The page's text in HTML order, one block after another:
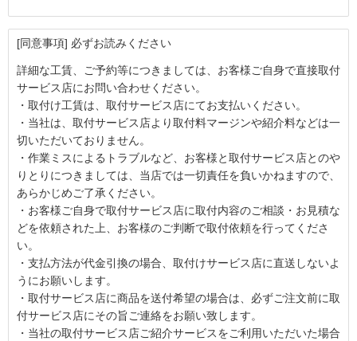
[同意事項] 必ずお読みください
詳細な工賃、ご予約等につきましては、お客様ご自身で直接取付
サービス店にお問い合わせください。
・取付け工賃は、取付サービス店にてお支払いください。
・当社は、取付サービス店より取付料マージンや紹介料などは一
切いただいておりません。
・作業ミスによるトラブルなど、お客様と取付サービス店とのや
りとりにつきましては、当店では一切責任を負いかねますので、
あらかじめご了承ください。
・お客様ご自身で取付サービス店に取付内容のご相談・お見積な
どを依頼された上、お客様のご判断で取付依頼を行ってくださ
い。
・支払方法が代金引換の場合、取付けサービス店に直送しないよ
うにお願いします。
・取付サービス店に商品を送付希望の場合は、必ずご注文前に取
付サービス店にその旨ご連絡をお願い致します。
・当社の取付サービス店ご紹介サービスをご利用いただいた場合